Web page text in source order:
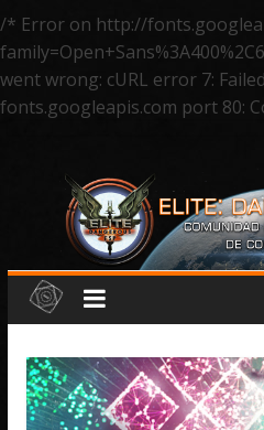
/* Error on http://
went wrong: cURL error 7:
fonts.googleapis.com port 80: